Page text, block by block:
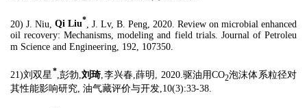
20) J. Niu, Qi Liu* , J. Lv, B. Peng, 2020. Review on microbial enhanced
oil recovery: Mechanisms, modeling and field trials. Journal of Petroleu
m Science and Engineering, 192, 107350.
21)刘双星* ,彭勃, 刘琦 ,李兴春,薛明, 2020.驱油用CO2泡沫体系粒径对
其性能影响研究, 油气藏评价与开发,10(3):33-38.